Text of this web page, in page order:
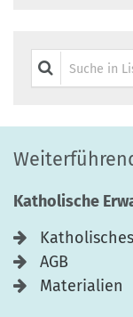
Suche in Liste
Katholische
AGB
Materialien